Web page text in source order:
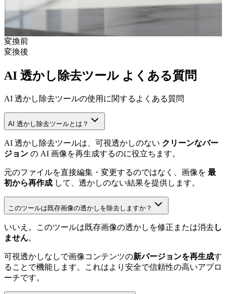
変換前
変換後
AI 透かし除去ツール よくある質問
AI 透かし除去ツールの使用に関するよくある質問
AI 透かし除去ツールとは？
AI 透かし除去ツールは、可視透かしのない クリーンなバー
ジョン の AI 画像を再生成するのに役立ちます。
元のファイルを直接編集・変更するのではなく、画像を 最
初から再作成 して、透かしのない結果を提供します。
このツールは既存画像の透かしを除去しますか？
いいえ。このツールは既存画像の透かしを修正または消去し
ません。
可視透かしなしで画像コンテンツの新バージョンを再生成す
ることで機能します。これはより安全で信頼性の高いアプロ
ーチです。